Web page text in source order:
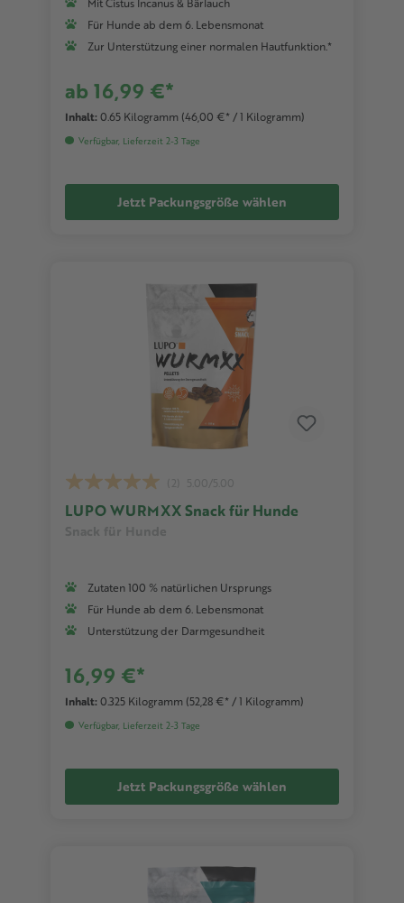
Mit Cistus Incanus & Bärlauch
Für Hunde ab dem 6. Lebensmonat
Zur Unterstützung einer normalen Hautfunktion.*
ab 16,99 €*
Inhalt: 0.65 Kilogramm (46,00 €* / 1 Kilogramm)
Verfügbar, Lieferzeit 2-3 Tage
Jetzt Packungsgröße wählen
LUPO WURMXX Snack für Hunde
Zutaten 100 % natürlichen Ursprungs
Für Hunde ab dem 6. Lebensmonat
Unterstützung der Darmgesundheit
16,99 €*
Inhalt: 0.325 Kilogramm (52,28 €* / 1 Kilogramm)
Verfügbar, Lieferzeit 2-3 Tage
Jetzt Packungsgröße wählen